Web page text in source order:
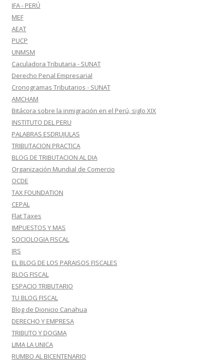
IFA - PERÚ
MEF
AEAT
PUCP
UNMSM
Caculadora Tributaria - SUNAT
Derecho Penal Empresarial
Cronogramas Tributarios - SUNAT
AMCHAM
Bitácora sobre la inmigración en el Perú, siglo XIX
INSTITUTO DEL PERU
PALABRAS ESDRUJULAS
TRIBUTACION PRACTICA
BLOG DE TRIBUTACION AL DIA
Organización Mundial de Comercio
OCDE
TAX FOUNDATION
CEPAL
Flat Taxes
IMPUESTOS Y MAS
SOCIOLOGIA FISCAL
IRS
EL BLOG DE LOS PARAISOS FISCALES
BLOG FISCAL
ESPACIO TRIBUTARIO
TU BLOG FISCAL
Blog de Dionicio Canahua
DERECHO Y EMPRESA
TRIBUTO Y DOGMA
LIMA LA UNICA
RUMBO AL BICENTENARIO